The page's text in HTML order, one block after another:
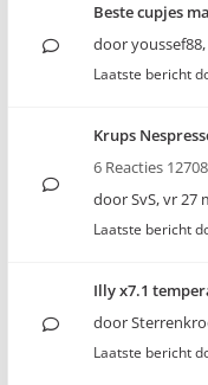
Beste cupjes
dooryoussef88,
Laatste bericht
Krups
6 Reacties
doorSvS,vr 27
Laatste bericht
Illy x7.1
door
Laatste bericht